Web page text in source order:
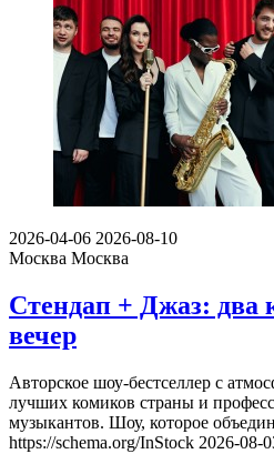
2026-04-06 2026-08-10
Москва Москва
Стендап + Джаз: два
вечер
Авторское шоу-бестселлер с
лучших комиков страны и
музыкантов. Шоу, которое
https://schema.org/InStock 2026-08-